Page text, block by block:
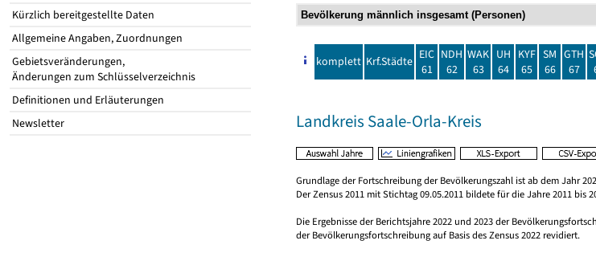
Kürzlich bereitgestellte Daten
Allgemeine Angaben, Zuordnungen
Gebietsveränderungen,
Änderungen zum Schlüsselverzeichnis
Definitionen und Erläuterungen
Newsletter
komplett Krf.Städte EIC
61
NDH
62
WAK
63
UH
64
KYF
65
SM
66
GTH
67
Landkreis Saale-Orla-Kreis
Grundlage der Fortschreibung der Bevölkerungszahl ist ab dem Jahr
Der Zensus 2011 mit Stichtag 09.05.2011 bildete für die Jahre 2011 bis
Die Ergebnisse der Berichtsjahre 2022 und 2023 der
der Bevölkerungsfortschreibung auf Basis des Zensus 2022 revidiert.